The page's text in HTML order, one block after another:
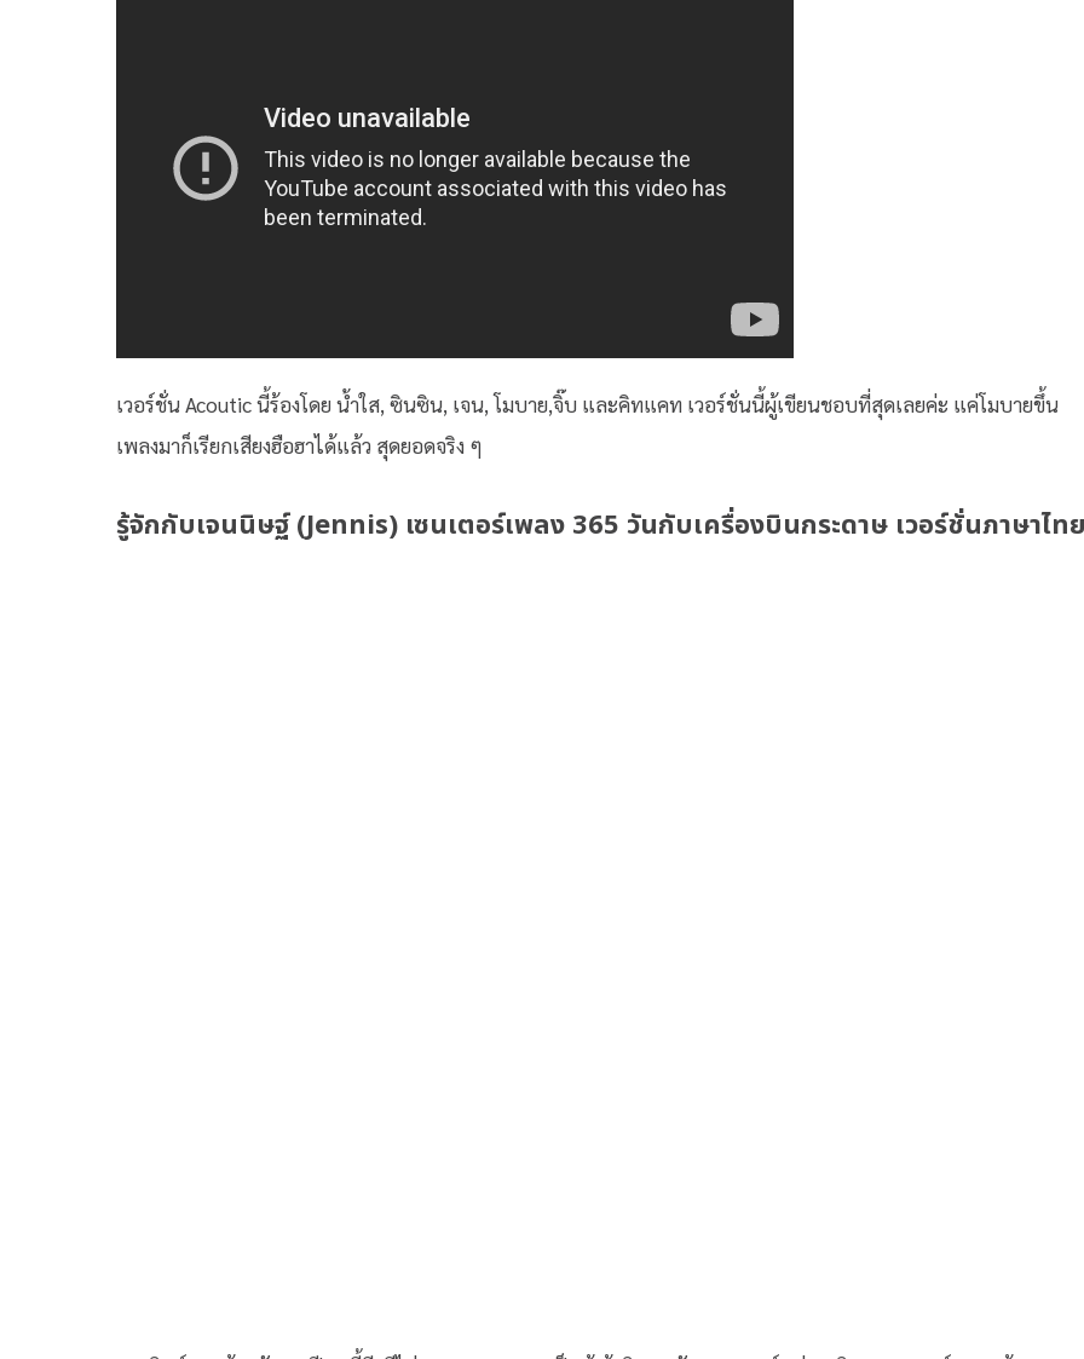
เวอร์ชั่น Acoutic นี้ร้องโดย น้ำใส, ซินซิน, เจน, โมบาย,จิ๊บ และคิทแคท เวอร์ชั่นนี้ผู้เขียนชอบที่สุดเลยค่ะ แค่โมบายขึ้น
เพลงมาก็เรียกเสียงฮือฮาได้แล้ว สุดยอดจริง ๆ
รู้จักกับเจนนิษฐ์ (Jennis) เซนเตอร์เพลง 365 วันกับเครื่องบินกระดาษ เวอร์ชั่นภาษาไท